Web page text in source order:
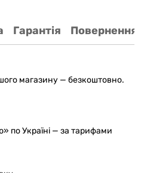
Гарантія Повернення
магазину — безкоштовно.
по Україні — за тарифами